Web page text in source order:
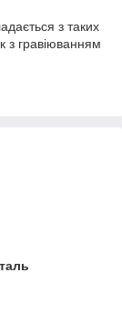
з таких
з гравіюванням